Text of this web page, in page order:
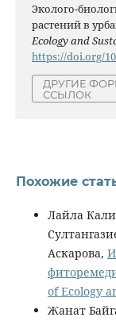
Эколого-
растений в
Ecology and
https://doi.org/
ДРУГИЕ
ССЫЛОК
Похожие
Лайла
Аскарова,
of Ecology
Жанат